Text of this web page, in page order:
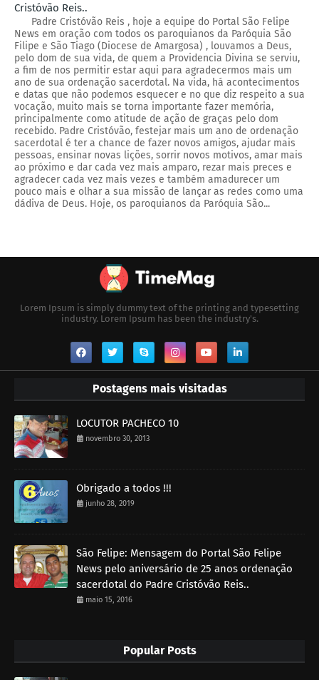
Cristóvão Reis..
Padre Cristóvão Reis , hoje a equipe do Portal São Felipe
News em oração com todos os paroquianos da Paróquia São
Filipe e São Tiago (Diocese de Amargosa) , louvamos a Deus,
pelo dom de sua vida, de quem a Providencia Divina se serviu,
a fim de nos permitir estar aqui para agradecermos mais um
ano de sua ordenação sacerdotal. Na vida, há acontecimentos
e datas que não podemos esquecer e no que diz respeito a sua
vocação, muito mais se torna importante fazer memória,
principalmente como atitude de ação de graças pelo dom
recebido. Padre Cristóvão, festejar mais um ano de ordenação
sacerdotal é ter a chance de fazer novos amigos, ajudar mais
pessoas, ensinar novas lições, sorrir novos motivos, amar mais
ao próximo e dar cada vez mais amparo, rezar mais preces e
agradecer cada vez mais vezes e também amadurecer um
pouco mais e olhar a sua missão de lançar as redes como uma
dádiva de Deus. Hoje, os paroquianos da Paróquia São...
Lorem Ipsum is simply dummy text of the printing and typesetting
industry. Lorem Ipsum has been the industry's.
Postagens mais visitadas
LOCUTOR PACHECO 10
novembro 30, 2013
Obrigado a todos !!!
junho 28, 2019
São Felipe: Mensagem do Portal São Felipe
News pelo aniversário de 25 anos ordenação
sacerdotal do Padre Cristóvão Reis..
maio 15, 2016
Popular Posts